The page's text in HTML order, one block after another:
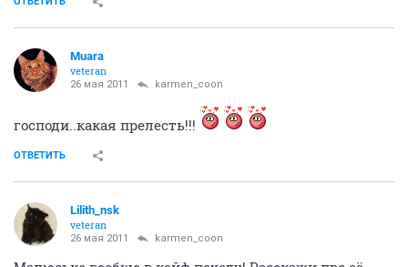
Muara
veteran
26 мая 2011 karmen_coon
господи..какая прелесть!!!
ОТВЕТИТЬ
Lilith_nsk
veteran
26 мая 2011 karmen_coon